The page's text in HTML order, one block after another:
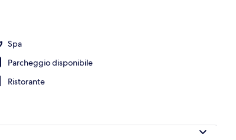
Spa
Parcheggio disponibile
Ristorante